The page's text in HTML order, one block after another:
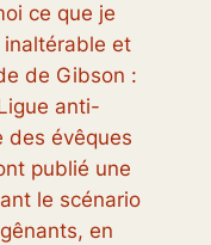
ce que je
et
de Gibson :
anti-
des évêques
publié une
le scénario
en